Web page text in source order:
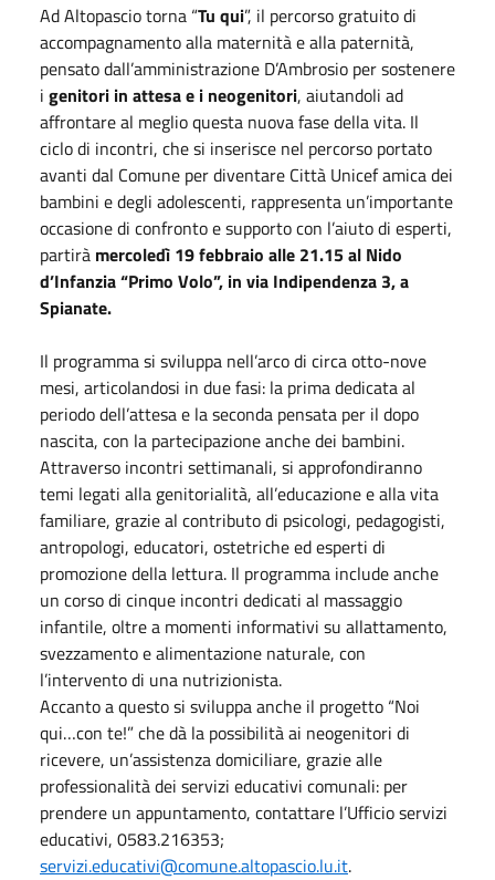
Ad Altopascio torna “Tu qui”, il percorso gratuito di
accompagnamento alla maternità e alla paternità,
pensato dall’amministrazione D’Ambrosio per sostenere
i genitori in attesa e i neogenitori, aiutandoli ad
affrontare al meglio questa nuova fase della vita. Il
ciclo di incontri, che si inserisce nel percorso portato
avanti dal Comune per diventare Città Unicef amica dei
bambini e degli adolescenti, rappresenta un’importante
occasione di confronto e supporto con l’aiuto di esperti,
partirà mercoledì 19 febbraio alle 21.15 al Nido
d’Infanzia “Primo Volo”, in via Indipendenza 3, a
Spianate.
Il programma si sviluppa nell’arco di circa otto-nove
mesi, articolandosi in due fasi: la prima dedicata al
periodo dell’attesa e la seconda pensata per il dopo
nascita, con la partecipazione anche dei bambini.
Attraverso incontri settimanali, si approfondiranno
temi legati alla genitorialità, all’educazione e alla vita
familiare, grazie al contributo di psicologi, pedagogisti,
antropologi, educatori, ostetriche ed esperti di
promozione della lettura. Il programma include anche
un corso di cinque incontri dedicati al massaggio
infantile, oltre a momenti informativi su allattamento,
svezzamento e alimentazione naturale, con
l’intervento di una nutrizionista.
Accanto a questo si sviluppa anche il progetto “Noi
qui…con te!” che dà la possibilità ai neogenitori di
ricevere, un’assistenza domiciliare, grazie alle
professionalità dei servizi educativi comunali: per
prendere un appuntamento, contattare l’Ufficio servizi
educativi, 0583.216353;
servizi.educativi@comune.altopascio.lu.it.